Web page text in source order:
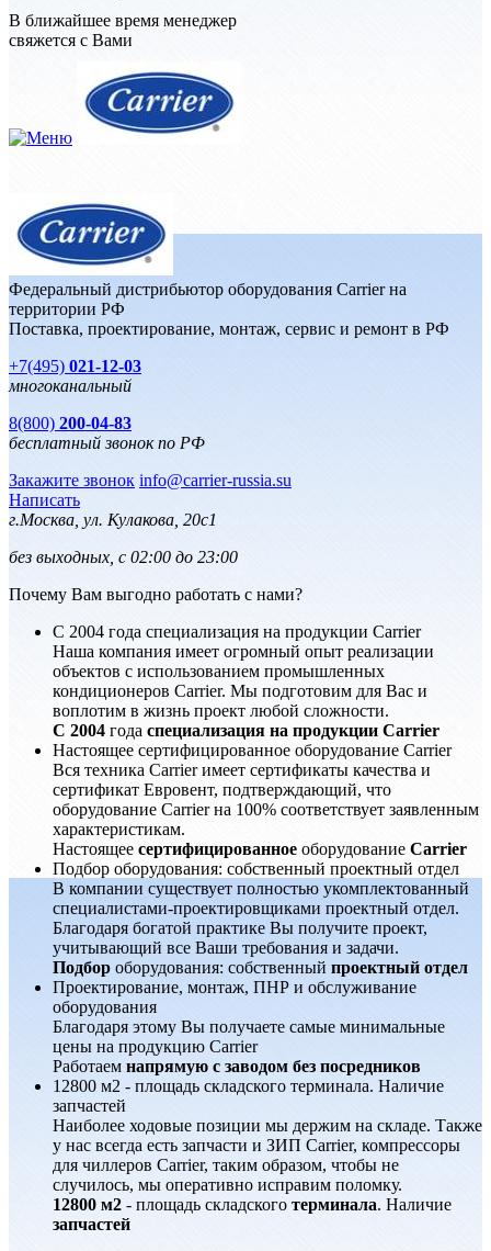
В ближайшее время менеджер
свяжется с Вами
Федеральный дистрибьютор оборудования Carrier на
территории РФ
Поставка, проектирование, монтаж, сервис и ремонт в РФ
+7(495) 021-12-03
многоканальный
8(800) 200-04-83
бесплатный звонок по РФ
Закажите звонок info@carrier-russia.su
Написать
г.Москва, ул. Кулакова, 20с1
без выходных, с 02:00 до 23:00
Почему Вам выгодно работать с нами?
С 2004 года специализация на продукции Carrier
Наша компания имеет огромный опыт реализации
объектов с использованием промышленных
кондиционеров Carrier. Мы подготовим для Вас и
воплотим в жизнь проект любой сложности.
С 2004 года специализация на продукции Carrier
Настоящее сертифицированное оборудование Carrier
Вся техника Carrier имеет сертификаты качества и
сертификат Евровент, подтверждающий, что
оборудование Carrier на 100% соответствует заявленным
характеристикам.
Настоящее сертифицированное оборудование Carrier
Подбор оборудования: собственный проектный отдел
В компании существует полностью укомплектованный
специалистами-проектировщиками проектный отдел.
Благодаря богатой практике Вы получите проект,
учитывающий все Ваши требования и задачи.
Подбор оборудования: собственный проектный отдел
Проектирование, монтаж, ПНР и обслуживание
оборудования
Благодаря этому Вы получаете самые минимальные
цены на продукцию Carrier
Работаем напрямую с заводом без посредников
12800 м2 - площадь складского терминала. Наличие
запчастей
Наиболее ходовые позиции мы держим на складе. Также
у нас всегда есть запчасти и ЗИП Carrier, компрессоры
для чиллеров Carrier, таким образом, чтобы не
случилось, мы оперативно исправим поломку.
12800 м2 - площадь складского терминала. Наличие
запчастей